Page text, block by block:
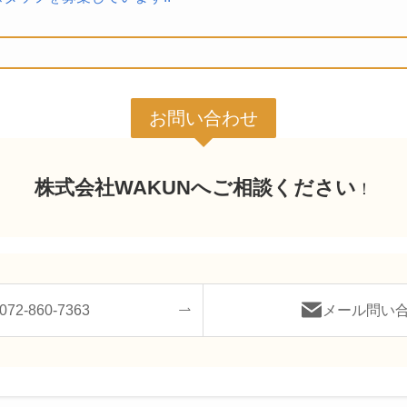
お問い合わせ
株式会社WAKUNへご相談ください ！
860-7363 メール問い